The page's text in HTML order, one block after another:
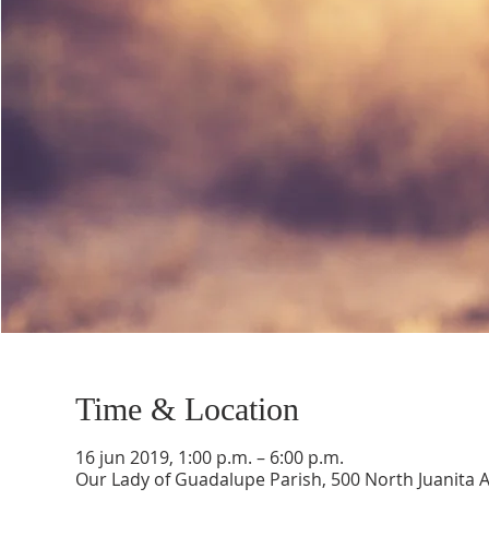
Time & Location
16 jun 2019, 1:00 p.m. – 6:00 p.m.
Our Lady of Guadalupe Parish, 500 North Juanita